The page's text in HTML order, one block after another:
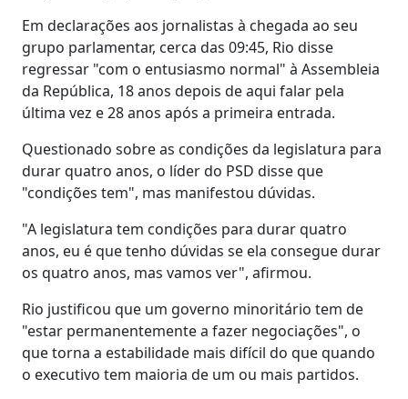
Em declarações aos jornalistas à chegada ao seu
grupo parlamentar, cerca das 09:45, Rio disse
regressar "com o entusiasmo normal" à Assembleia
da República, 18 anos depois de aqui falar pela
última vez e 28 anos após a primeira entrada.
Questionado sobre as condições da legislatura para
durar quatro anos, o líder do PSD disse que
"condições tem", mas manifestou dúvidas.
"A legislatura tem condições para durar quatro
anos, eu é que tenho dúvidas se ela consegue durar
os quatro anos, mas vamos ver", afirmou.
Rio justificou que um governo minoritário tem de
"estar permanentemente a fazer negociações", o
que torna a estabilidade mais difícil do que quando
o executivo tem maioria de um ou mais partidos.